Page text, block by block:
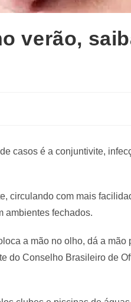
verão,
casos é a conjuntivite,
circulando com mais
ambientes fechados.
a mão no olho, dá a
do Conselho Brasileiro de